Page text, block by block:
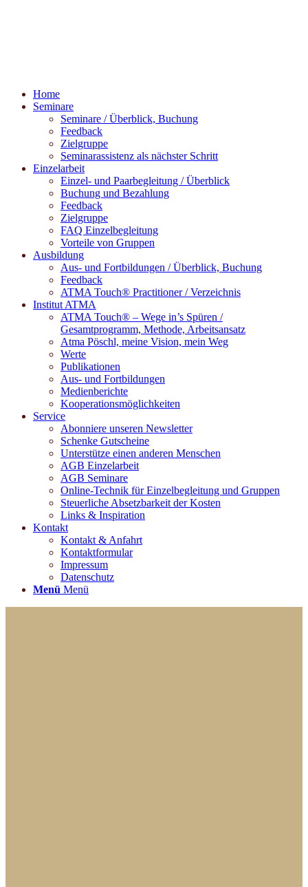
Home
Seminare
Seminare / Überblick, Buchung
Feedback
Zielgruppe
Seminarassistenz als nächster Schritt
Einzelarbeit
Einzel- und Paarbegleitung / Überblick
Buchung und Bezahlung
Feedback
Zielgruppe
FAQ Einzelbegleitung
Vorteile von Gruppen
Ausbildung
Aus- und Fortbildungen / Überblick, Buchung
Feedback
ATMA Touch® Practitioner / Verzeichnis
Institut ATMA
ATMA Touch® – Wege in’s Spüren /
Gesamtprogramm, Methode, Arbeitsansatz
Atma Pöschl, meine Vision, mein Weg
Werte
Publikationen
Aus- und Fortbildungen
Medienberichte
Kooperationsmöglichkeiten
Service
Abonniere unseren Newsletter
Schenke Gutscheine
Unterstütze einen anderen Menschen
AGB Einzelarbeit
AGB Seminare
Online-Technik für Einzelbegleitung und Gruppen
Steuerliche Absetzbarkeit der Kosten
Links & Inspiration
Kontakt
Kontakt & Anfahrt
Kontaktformular
Impressum
Datenschutz
Menü Menü